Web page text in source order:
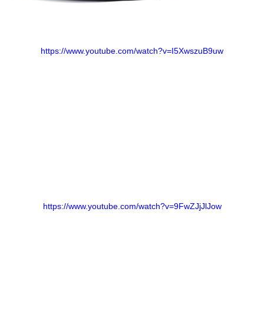
https://www.youtube.com/watch?v=I5XwszuB9uw
https://www.youtube.com/watch?v=9FwZJjJlJow